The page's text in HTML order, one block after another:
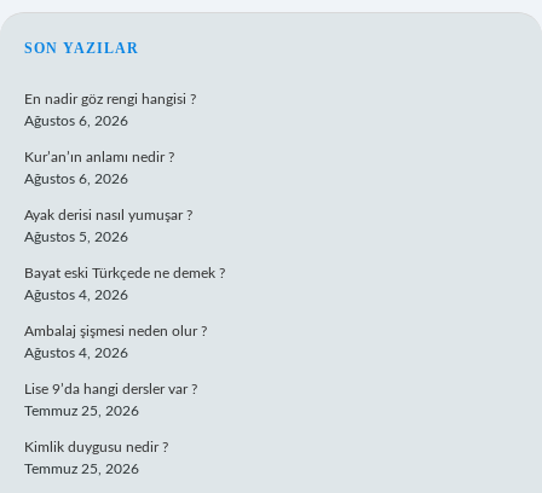
SIDEBAR
SON YAZILAR
En nadir göz rengi hangisi ?
Ağustos 6, 2026
Kur’an’ın anlamı nedir ?
Ağustos 6, 2026
Ayak derisi nasıl yumuşar ?
Ağustos 5, 2026
Bayat eski Türkçede ne demek ?
Ağustos 4, 2026
Ambalaj şişmesi neden olur ?
Ağustos 4, 2026
Lise 9’da hangi dersler var ?
Temmuz 25, 2026
Kimlik duygusu nedir ?
Temmuz 25, 2026